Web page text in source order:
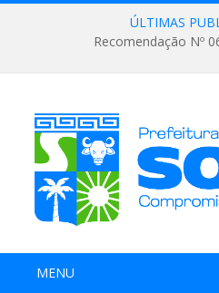
ÚLTIMAS
Recomendação Nº
MENU